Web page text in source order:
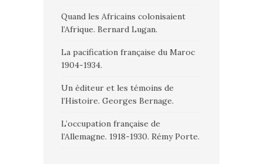
Quand les Africains colonisaient
l’Afrique. Bernard Lugan.
La pacification française du Maroc
1904-1934.
Un éditeur et les témoins de
l’Histoire. Georges Bernage.
L’occupation française de
l’Allemagne. 1918-1930. Rémy Porte.